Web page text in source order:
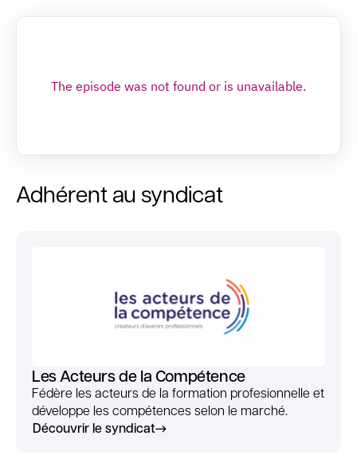
Adhérent au syndicat
Les Acteurs de la Compétence
Fédère les acteurs de la formation profesionnelle et
développe les compétences selon le marché.
Découvrir le syndicat